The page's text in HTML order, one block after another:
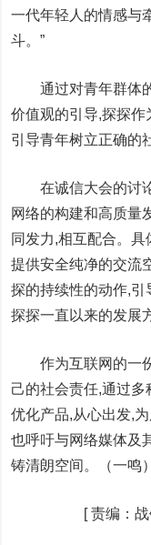
一代年轻人的情感与
斗。”
通过对青年群体的
价值观的引导,探探
引导青年树立正确的
在诚信大会的讨论
网络的构建和高质量
同发力,相互配合。
提供安全纯净的交流
探的持续性的动作,
探探一直以来的发展
作为互联网的一份
己的社会责任,通过
优化产品,从心出发,
也呼吁与网络媒体及
铸清朗空间。（一鸣）
[责编：战